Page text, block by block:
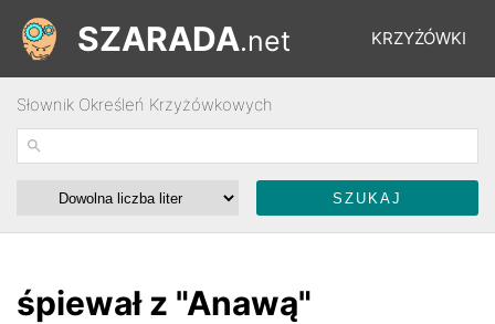
KRZYŻÓWKI
ŁAMIGŁÓWKI
SZARADA.net
Słownik Określeń Krzyżówkowych
śpiewał z "Anawą"